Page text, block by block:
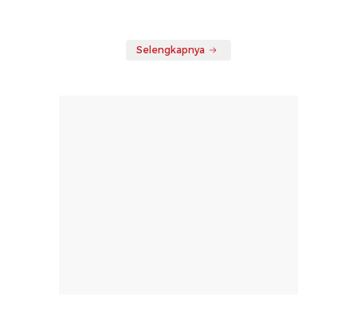
Selengkapnya